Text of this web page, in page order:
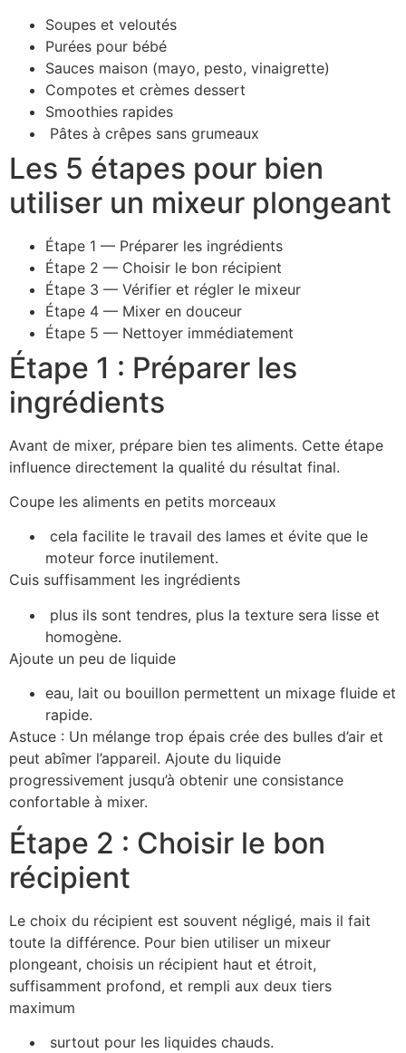
Soupes et veloutés
Purées pour bébé
Sauces maison (mayo, pesto, vinaigrette)
Compotes et crèmes dessert
Smoothies rapides
Pâtes à crêpes sans grumeaux
Les 5 étapes pour bien
utiliser un mixeur plongeant
Étape 1 — Préparer les ingrédients
Étape 2 — Choisir le bon récipient
Étape 3 — Vérifier et régler le mixeur
Étape 4 — Mixer en douceur
Étape 5 — Nettoyer immédiatement
Étape 1 : Préparer les
ingrédients
Avant de mixer, prépare bien tes aliments. Cette étape
influence directement la qualité du résultat final.
Coupe les aliments en petits morceaux
cela facilite le travail des lames et évite que le
moteur force inutilement.
Cuis suffisamment les ingrédients
plus ils sont tendres, plus la texture sera lisse et
homogène.
Ajoute un peu de liquide
eau, lait ou bouillon permettent un mixage fluide et
rapide.
Astuce : Un mélange trop épais crée des bulles d’air et
peut abîmer l’appareil. Ajoute du liquide
progressivement jusqu’à obtenir une consistance
confortable à mixer.
Étape 2 : Choisir le bon
récipient
Le choix du récipient est souvent négligé, mais il fait
toute la différence. Pour bien utiliser un mixeur
plongeant, choisis un récipient haut et étroit,
suffisamment profond, et rempli aux deux tiers
maximum
surtout pour les liquides chauds.